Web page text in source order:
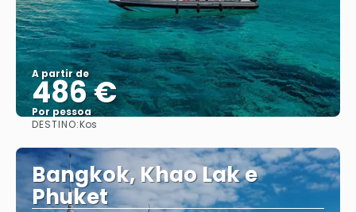
A partir de
486 €
Por pessoa
DESTINO:Kos
Bangkok, Khao Lak e
Phuket